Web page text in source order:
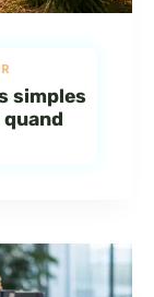
simples